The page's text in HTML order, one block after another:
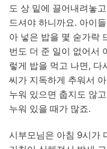
도 상 밑에 끌어내려놓
드셔야 하니까요. 아이
아 넣은 밥을 몇 숟가락
번도 더 준 일이 없어서
렇게 밥을 먹고 나면, 다
씨가 지독하게 추워서
누워 있으면 춥지도 않
누워 있을 때가 많죠.
시부모님은 아침 9시가